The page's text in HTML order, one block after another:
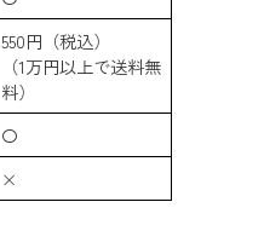
550円（税込）
（1万円以上で送料無
料）
〇
×